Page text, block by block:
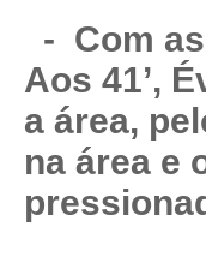
- Com
Aos 41’,
a área,
na área e